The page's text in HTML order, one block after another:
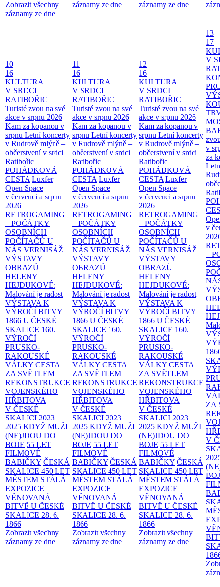
Zobrazit všechny
záznamy ze dne
záznamy ze dne záznamy ze dne
10
16
KULTURA
V SRDCI
RATIBOŘIC
Turisté zvou na své
akce v srpnu 2026
Kam za kopanou v
srpnu Letní koncerty
v Rudrově mlýně –
občerstvení v srdci
Ratibořic
POHÁDKOVÁ
CESTA Luxfer
Open Space
v červenci a srpnu
2026
RETROGAMING
– POČÁTKY
OSOBNÍCH
POČÍTAČŮ U
NÁS VERNISÁŽ
VÝSTAVY
OBRAZŮ
HELENY
HEJDUKOVÉ:
Malování je radost
VÝSTAVA K
VÝROČÍ BITVY
1866 U ČESKÉ
SKALICE 160.
VÝROČÍ
PRUSKO-
RAKOUSKÉ
VÁLKY CESTA
ZA SVĚTLEM
REKONSTRUKCE
VOJENSKÉHO
HŘBITOVA
V ČESKÉ
SKALICI 2023–
2025 KDYŽ MUŽI
(NE)JDOU DO
BOJE 55 LET
FILMOVÉ
BABIČKY ČESKÁ
SKALICE 450 LET
MĚSTEM STÁLÁ
EXPOZICE
VĚNOVANÁ
BITVĚ U ČESKÉ
SKALICE 28. 6.
1866
Zobrazit všechny
záznamy ze dne
11
16
KULTURA
V SRDCI
RATIBOŘIC
Turisté zvou na své
akce v srpnu 2026
Kam za kopanou v
srpnu Letní koncerty
v Rudrově mlýně –
občerstvení v srdci
Ratibořic
POHÁDKOVÁ
CESTA Luxfer
Open Space
v červenci a srpnu
2026
RETROGAMING
– POČÁTKY
OSOBNÍCH
POČÍTAČŮ U
NÁS VERNISÁŽ
VÝSTAVY
OBRAZŮ
HELENY
HEJDUKOVÉ:
Malování je radost
VÝSTAVA K
VÝROČÍ BITVY
1866 U ČESKÉ
SKALICE 160.
VÝROČÍ
PRUSKO-
RAKOUSKÉ
VÁLKY CESTA
ZA SVĚTLEM
REKONSTRUKCE
VOJENSKÉHO
HŘBITOVA
V ČESKÉ
SKALICI 2023–
2025 KDYŽ MUŽI
(NE)JDOU DO
BOJE 55 LET
FILMOVÉ
BABIČKY ČESKÁ
SKALICE 450 LET
MĚSTEM STÁLÁ
EXPOZICE
VĚNOVANÁ
BITVĚ U ČESKÉ
SKALICE 28. 6.
1866
Zobrazit všechny
záznamy ze dne
12
16
KULTURA
V SRDCI
RATIBOŘIC
Turisté zvou na své
akce v srpnu 2026
Kam za kopanou v
srpnu Letní koncerty
v Rudrově mlýně –
občerstvení v srdci
Ratibořic
POHÁDKOVÁ
CESTA Luxfer
Open Space
v červenci a srpnu
2026
RETROGAMING
– POČÁTKY
OSOBNÍCH
POČÍTAČŮ U
NÁS VERNISÁŽ
VÝSTAVY
OBRAZŮ
HELENY
HEJDUKOVÉ:
Malování je radost
VÝSTAVA K
VÝROČÍ BITVY
1866 U ČESKÉ
SKALICE 160.
VÝROČÍ
PRUSKO-
RAKOUSKÉ
VÁLKY CESTA
ZA SVĚTLEM
REKONSTRUKCE
VOJENSKÉHO
HŘBITOVA
V ČESKÉ
SKALICI 2023–
2025 KDYŽ MUŽI
(NE)JDOU DO
BOJE 55 LET
FILMOVÉ
BABIČKY ČESKÁ
SKALICE 450 LET
MĚSTEM STÁLÁ
EXPOZICE
VĚNOVANÁ
BITVĚ U ČESKÉ
SKALICE 28. 6.
1866
Zobrazit všechny
záznamy ze dne
13
17
V
v
za
v
–
ZA
V